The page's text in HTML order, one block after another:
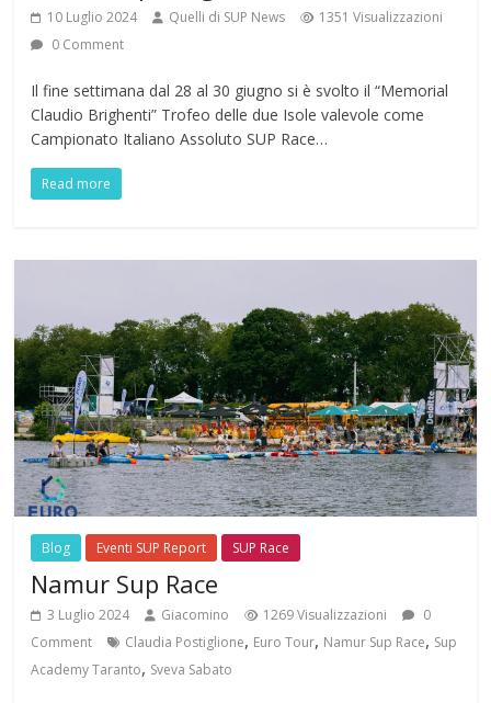
10 Luglio 2024 Quelli di SUP News
1351 Visualizzazioni
0 Comment
Il fine settimana dal 28 al 30 giugno si è svolto il “Memorial
Claudio Brighenti” Trofeo delle due Isole valevole come
Campionato Italiano Assoluto SUP Race…
Read more
Blog Eventi SUP Report SUP Race
Namur Sup Race
3 Luglio 2024 Giacomino 1269 Visualizzazioni
0
Comment
Claudia Postiglione, Euro Tour, Namur Sup Race, Sup
Academy Taranto, Sveva Sabato